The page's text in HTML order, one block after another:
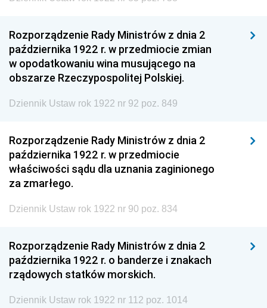
Rozporządzenie Rady Ministrów z dnia 2
października 1922 r. w przedmiocie zmian
w opodatkowaniu wina musującego na
obszarze Rzeczypospolitej Polskiej.
Dziennik Ustaw rok 1922 nr 92 poz. 849
Rozporządzenie Rady Ministrów z dnia 2
października 1922 r. w przedmiocie
właściwości sądu dla uznania zaginionego
za zmarłego.
Dziennik Ustaw rok 1922 nr 90 poz. 834
Rozporządzenie Rady Ministrów z dnia 2
października 1922 r. o banderze i znakach
rządowych statków morskich.
Dziennik Ustaw rok 1922 nr 112 poz. 1014